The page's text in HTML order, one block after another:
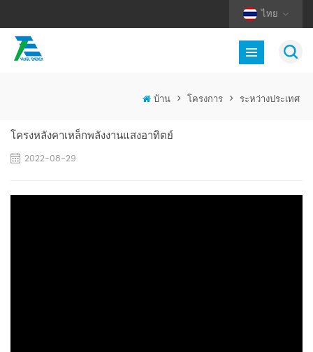
ไทย
บ้าน > โครงการ > ระหว่างประเทศ
โครงหลังคาเหล็กพลังงานแสงอาทิตย์
2022-08-29